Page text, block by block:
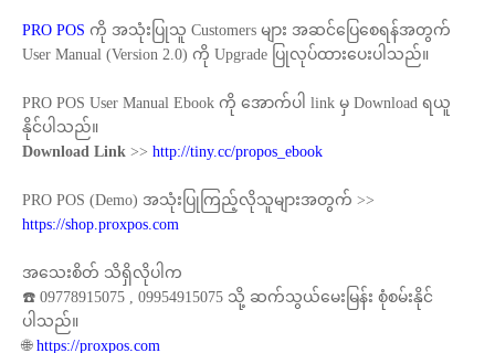
PRO POS ကို အသုံးပြုသူ Customers များ အဆင်ပြေစေရန်အတွက်
User Manual (Version 2.0) ကို Upgrade ပြုလုပ်ထားပေးပါသည်။
PRO POS User Manual Ebook ကို အောက်ပါ link မှ Download ရယူ
နိုင်ပါသည်။
Download Link >> http://tiny.cc/propos_ebook
PRO POS (Demo) အသုံးပြုကြည့်လိုသူများအတွက် >>
https://shop.proxpos.com
အသေးစိတ် သိရှိလိုပါက
☎️ 09778915075 , 09954915075 သို့ ဆက်သွယ်မေးမြန်း စုံစမ်းနိုင်
ပါသည်။
🌐 https://proxpos.com